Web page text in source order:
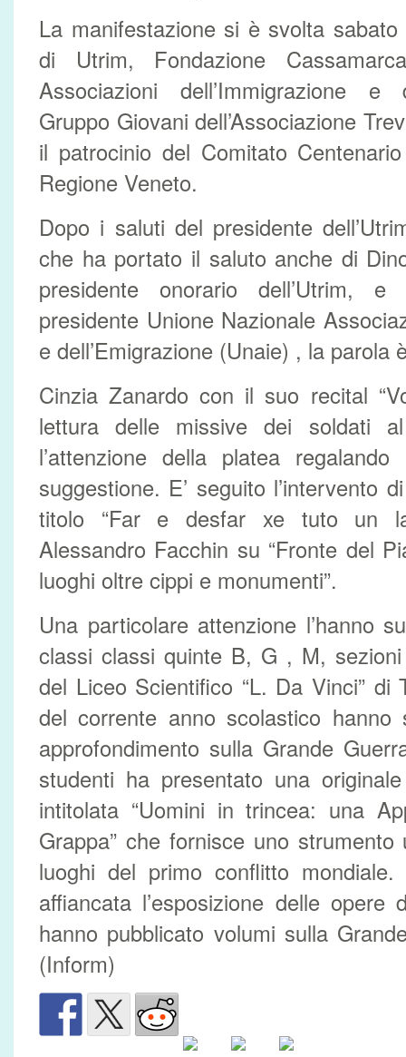
La manifestazione si è svolta sabato
di Utrim, Fondazione
Associazioni dell’Immigrazione e
Gruppo Giovani dell’Associazione
il patrocinio del Comitato
Regione Veneto.
Dopo i saluti del presidente
che ha portato il saluto anche di
presidente onorario dell’Utrim,
presidente Unione Nazionale
e dell’Emigrazione (Unaie) , la parola
Cinzia Zanardo con il suo recital
lettura delle missive dei soldati
l’attenzione della platea
suggestione. E’ seguito l’intervento
titolo “Far e desfar xe tuto un
Alessandro Facchin su “Fronte del
luoghi oltre cippi e monumenti”.
Una particolare attenzione l’hanno
classi classi quinte B, G , M,
del Liceo Scientifico “L. Da Vinci” di
del corrente anno scolastico
approfondimento sulla Grande
studenti ha presentato una
intitolata “Uomini in trincea: una
Grappa” che fornisce uno
luoghi del primo conflitto
affiancata l’esposizione delle
hanno pubblicato volumi sulla
(Inform)